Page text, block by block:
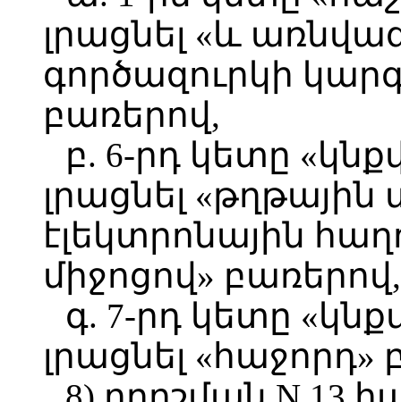
լրացնել «և
գործազուրկի
բառերով,
բ. 6-րդ կետը
լրացնել
էլեկտրոնային
միջոցով» բառերով,
գ. 7-րդ կետը
լրացնել «հաջորդ»